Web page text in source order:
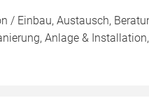
/ Einbau, Austausch,
Anlage &